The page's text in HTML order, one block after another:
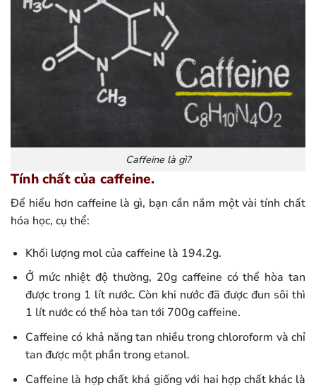
Caffeine là gì?
Tính chất của caffeine.
Để hiểu hơn caffeine là gì, bạn cần nắm một vài tính chất
hóa học, cụ thể:
Khối lượng mol của caffeine là 194.2g.
Ở mức nhiệt độ thường, 20g caffeine có thể hòa tan
được trong 1 lít nước. Còn khi nước đã được đun sôi thì
1 lít nước có thể hòa tan tới 700g caffeine.
Caffeine có khả năng tan nhiều trong chloroform và chỉ
tan được một phần trong etanol.
Caffeine là hợp chất khá giống với hai hợp chất khác là